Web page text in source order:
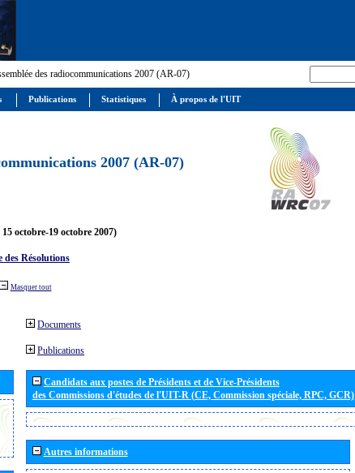
des radiocommunications 2007 (AR-07)
2007 (AR-07)
15 octobre-19 octobre 2007)
des Résolutions
Masquer tout
Documents
Publications
Candidats aux postes de Présidents et de Vice-Présidents
des Commissions d'études de l'UIT-R (CE, Commission spéciale, RPC, GCR)
Autres informations
Publications Statistiques À propos de l'UIT